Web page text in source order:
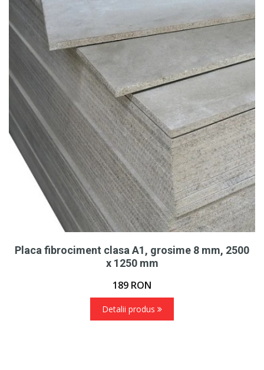
Placa fibrociment clasa A1, grosime 8 mm, 2500
x 1250 mm
189 RON
Detalii produs